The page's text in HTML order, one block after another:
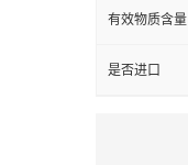
有效物质含量
是否进口